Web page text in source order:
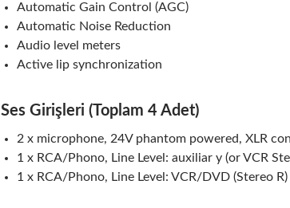
Automatic Gain Control (AGC)
Automatic Noise Reduction
Audio level meters
Active lip synchronization
Ses Girişleri (Toplam 4 Adet)
2 x microphone, 24V phantom powered, XLR
1 x RCA/Phono, Line Level: auxiliar y (or VCR
1 x RCA/Phono, Line Level: VCR/DVD (Stereo R)